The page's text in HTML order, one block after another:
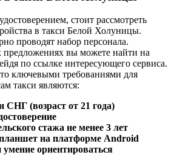
стоит рассмотреть
в такси Белой Холуницы.
проводят набор персонала.
предложениях вы можете найти на
по ссылке интересующего сервиса.
ключевыми требованиями для
такси являются:
(возраст от 21 года)
стажа не менее 3 лет
на платформе Android
умение ориентироваться